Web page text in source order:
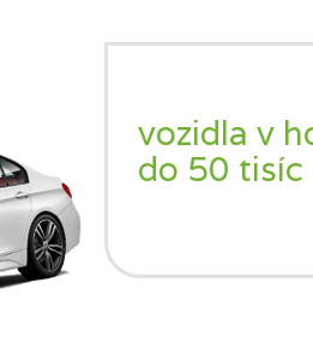
vozidla v
do 50 tisíc